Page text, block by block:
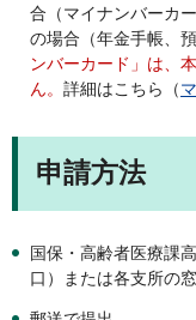
合（マイナンバーカ
の場合（年金手帳、
ンバーカード」は、
ん。 詳細はこちら（
申請方法
国保・高齢者医療課
口）または各支所の